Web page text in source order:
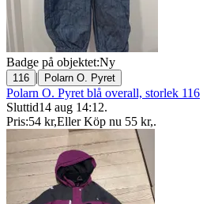
Badge på objektet:Ny
116 | Polarn O. Pyret
Polarn O. Pyret blå overall, storlek 116
Sluttid14 aug 14:12.
Pris:54 kr,Eller Köp nu 55 kr,.